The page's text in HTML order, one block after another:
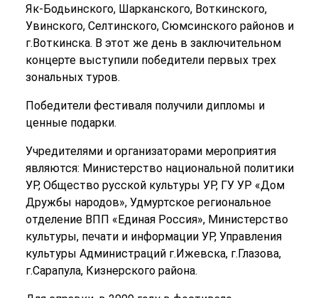
Як-Бодьинского, Шарканского, Воткинского,
Увинского, Селтинского, Сюмсинского районов и
г.Воткинска. В этот же день в заключительном
концерте выступили победители первых трех
зональных туров.
Победители фестиваля получили дипломы и
ценные подарки.
Учредителями и организаторами мероприятия
являются: Министерство национальной политики
УР, Общество русской культуры УР, ГУ УР «Дом
Дружбы народов», Удмуртское региональное
отделение ВПП «Единая Россия», Министерство
культуры, печати и информации УР, Управления
культуры Администраций г.Ижевска, г.Глазова,
г.Сарапула, Кизнерского района.